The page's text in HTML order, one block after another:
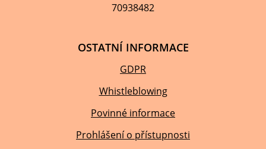
70938482
OSTATNÍ INFORMACE
GDPR
Whistleblowing
Povinné informace
Prohlášení o přístupnosti